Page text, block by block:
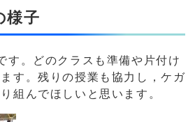
様子
す。どのクラスも準備や片付け
す。残りの授業も協力し，ケガ
組んでほしいと思います。